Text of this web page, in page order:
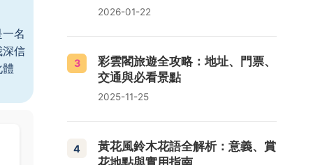
名
深信
2026-01-22
3
彩雲閣旅遊全攻略：地址、門票、
交通與必看景點
2025-11-25
4
黃花風鈴木花語全解析：意義、賞